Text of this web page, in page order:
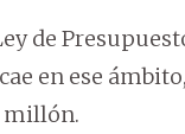
de
en ese
millón.